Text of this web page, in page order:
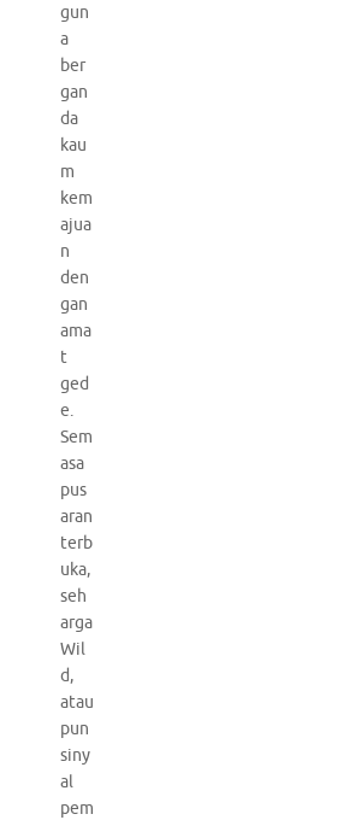
gun
a
ber
gan
da
kau
m
kem
ajua
n
den
gan
ama
t
ged
e.
Sem
asa
pus
aran
terb
uka,
seh
arga
Wil
d,
atau
pun
siny
al
pem